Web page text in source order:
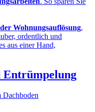
Wohnungsauflösung,
ordentlich und
aus einer Hand,
Entrümpelung
Dachboden